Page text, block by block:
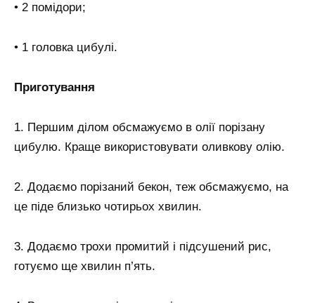
• 2 помідори;
• 1 головка цибулі.
Приготування
1. Першим ділом обсмажуємо в олії порізану
цибулю. Краще використовувати оливкову олію.
2. Додаємо порізаний бекон, теж обсмажуємо, на
це піде близько чотирьох хвилин.
3. Додаємо трохи промитий і підсушений рис,
готуємо ще хвилин п’ять.